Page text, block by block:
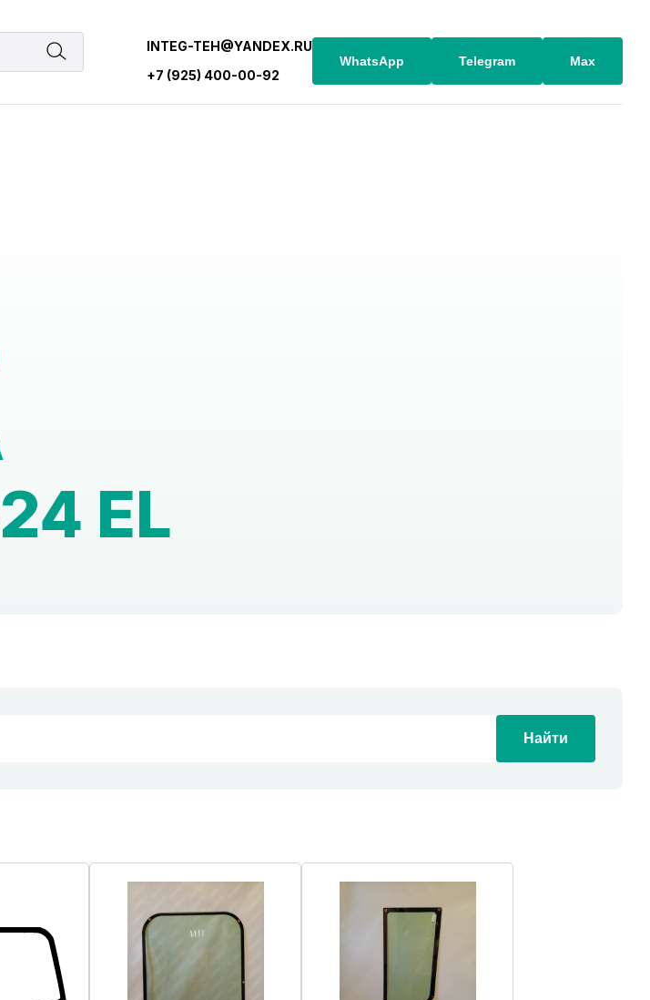
INTEG-TEH@YANDEX.RU
+7 (925) 400-00-92
WhatsApp Telegram Max
EL
Найти